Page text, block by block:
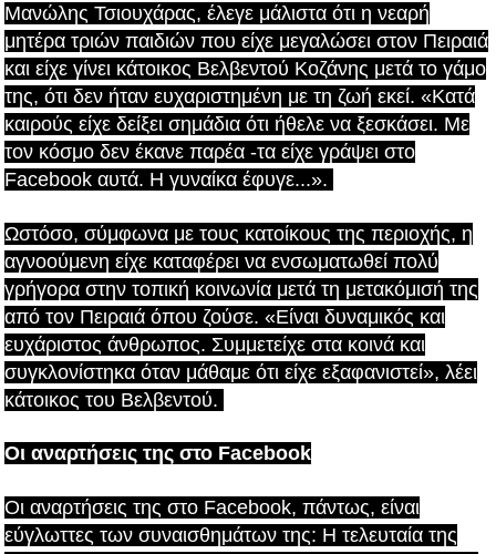
Μανώλης Τσιουχάρας, έλεγε μάλιστα ότι η νεαρή
μητέρα τριών παιδιών που είχε μεγαλώσει στον Πειραιά
και είχε γίνει κάτοικος Βελβεντού Κοζάνης μετά το γάμο
της, ότι δεν ήταν ευχαριστημένη με τη ζωή εκεί. «Κατά
καιρούς είχε δείξει σημάδια ότι ήθελε να ξεσκάσει. Με
τον κόσμο δεν έκανε παρέα -τα είχε γράψει στο
Facebook αυτά. Η γυναίκα έφυγε...».
Ωστόσο, σύμφωνα με τους κατοίκους της περιοχής, η
αγνοούμενη είχε καταφέρει να ενσωματωθεί πολύ
γρήγορα στην τοπική κοινωνία μετά τη μετακόμισή της
από τον Πειραιά όπου ζούσε. «Είναι δυναμικός και
ευχάριστος άνθρωπος. Συμμετείχε στα κοινά και
συγκλονίστηκα όταν μάθαμε ότι είχε εξαφανιστεί», λέει
κάτοικος του Βελβεντού.
Οι αναρτήσεις της στο Facebook
Οι αναρτήσεις της στο Facebook, πάντως, είναι
εύγλωττες των συναισθημάτων της: Η τελευταία της